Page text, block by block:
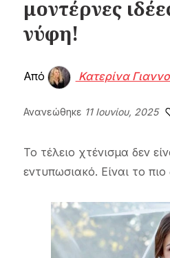
μοντέρνες
νύφη!
Από Κατερίνα
Ανανεώθηκε 11 Ιουνίου, 2025
Το τέλειο χτένισμα δεν
εντυπωσιακό. Είναι το πιο